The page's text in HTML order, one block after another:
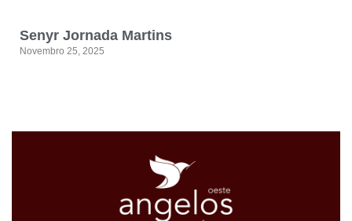
Senyr Jornada Martins
Novembro 25, 2025